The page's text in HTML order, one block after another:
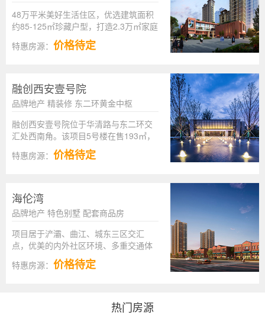
48万平米美好生活住区，优选建筑面积
约85-125㎡珍藏户型，打造2.3万㎡家庭
一站式服务商业，匠呈全龄全家成长型
教育住区。
特惠房源： 价格待定
融创西安壹号院
品牌地产 精装修 东二环黄金中枢
融创西安壹号院位于华清路与东二环交
汇处西南角。该项目5号楼在售193㎡，
230㎡房源。
特惠房源： 价格待定
海伦湾
品牌地产 特色别墅 配套商品房
项目居于浐灞、曲江、城东三区交汇
点，优美的内外社区环境、多重交通体
系、教育和医疗等配套资源，是西安高
端生态居住生活首选。
特惠房源： 价格待定
热门房源